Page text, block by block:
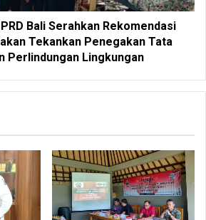
Bali Serahkan Rekomendasi
Tekankan Penegakan Tata
Perlindungan Lingkungan